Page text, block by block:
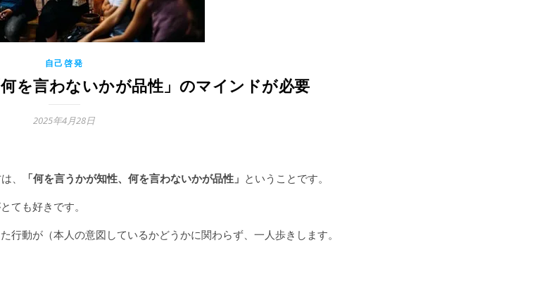
自己啓発
を言わないかが品性」のマインドが必要
2025年4月28日
、
「何を言うかが知性、何を言わないかが品性」 ということです。
ても好きです。
動が（本人の意図しているかどうかに関わらず、一人歩きします。